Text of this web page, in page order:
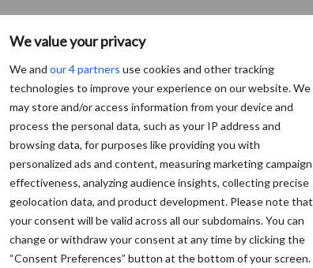
We value your privacy
We and our 4 partners use cookies and other tracking
technologies to improve your experience on our website. We
may store and/or access information from your device and
process the personal data, such as your IP address and
browsing data, for purposes like providing you with
personalized ads and content, measuring marketing campaign
effectiveness, analyzing audience insights, collecting precise
geolocation data, and product development. Please note that
your consent will be valid across all our subdomains. You can
change or withdraw your consent at any time by clicking the
“Consent Preferences” button at the bottom of your screen.